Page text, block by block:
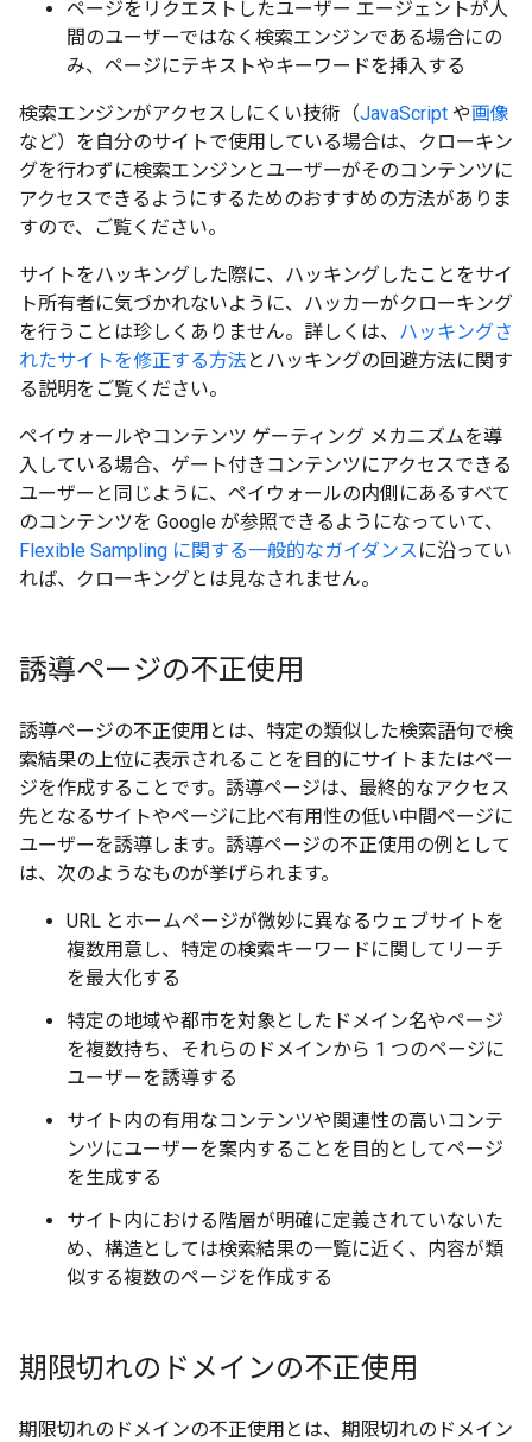
ページをリクエストしたユーザー エージェントが人
間のユーザーではなく検索エンジンである場合にの
み、ページにテキストやキーワードを挿入する
検索エンジンがアクセスしにくい技術（JavaScript や画像
など）を自分のサイトで使用している場合は、クローキン
グを行わずに検索エンジンとユーザーがそのコンテンツに
アクセスできるようにするためのおすすめの方法がありま
すので、ご覧ください。
サイトをハッキングした際に、ハッキングしたことをサイ
ト所有者に気づかれないように、ハッカーがクローキング
を行うことは珍しくありません。詳しくは、 ハッキングさ
れたサイトを修正する方法 とハッキングの回避方法に関す
る説明をご覧ください。
ペイウォールやコンテンツ ゲーティング メカニズムを導
入している場合、ゲート付きコンテンツにアクセスできる
ユーザーと同じように、ペイウォールの内側にあるすべて
のコンテンツを Google が参照できるようになっていて、
Flexible Sampling に関する一般的なガイダンスに沿ってい
れば、クローキングとは見なされません。
誘導ページの不正使用
誘導ページの不正使用とは、特定の類似した検索語句で検
索結果の上位に表示されることを目的にサイトまたはペー
ジを作成することです。誘導ページは、最終的なアクセス
先となるサイトやページに比べ有用性の低い中間ページに
ユーザーを誘導します。誘導ページの不正使用の例として
は、次のようなものが挙げられます。
URL とホームページが微妙に異なるウェブサイトを
複数用意し、特定の検索キーワードに関してリーチ
を最大化する
特定の地域や都市を対象としたドメイン名やページ
を複数持ち、それらのドメインから 1 つのページに
ユーザーを誘導する
サイト内の有用なコンテンツや関連性の高いコンテ
ンツにユーザーを案内することを目的としてページ
を生成する
サイト内における階層が明確に定義されていないた
め、構造としては検索結果の一覧に近く、内容が類
似する複数のページを作成する
期限切れのドメインの不正使用
期限切れのドメインの不正使用とは、期限切れのドメイン